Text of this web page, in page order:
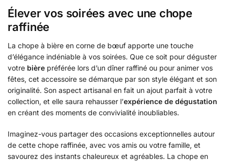
Élever vos soirées avec une chope
raffinée
La chope à bière en corne de bœuf apporte une touche
d’élégance indéniable à vos soirées. Que ce soit pour déguster
votre bière préférée lors d’un dîner raffiné ou pour animer vos
fêtes, cet accessoire se démarque par son style élégant et son
originalité. Son aspect artisanal en fait un ajout parfait à votre
collection, et elle saura rehausser l’expérience de dégustation
en créant des moments de convivialité inoubliables.
Imaginez-vous partager des occasions exceptionnelles autour
de cette chope raffinée, avec vos amis ou votre famille, et
savourez des instants chaleureux et agréables. La chope en